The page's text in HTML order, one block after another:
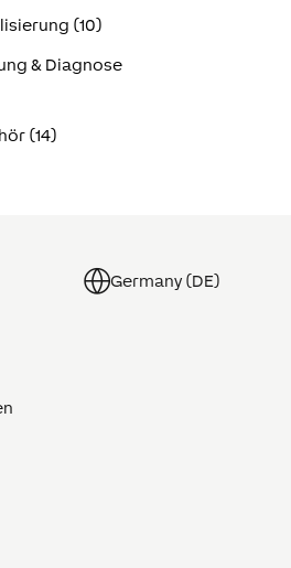
(10)
& Diagnose
(14)
Germany (DE)